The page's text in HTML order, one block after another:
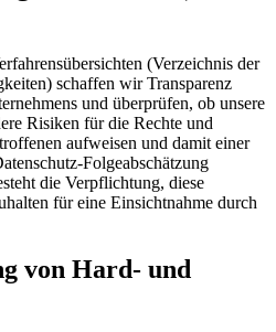
(Verzeichnis der
schaffen wir Transparenz
und überprüfen, ob unsere
Risiken für die Rechte und
aufweisen und damit einer
Folgeabschätzung
die Verpflichtung, diese
für eine Einsichtnahme durch
von Hard- und